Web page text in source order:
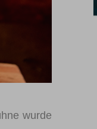
wurde